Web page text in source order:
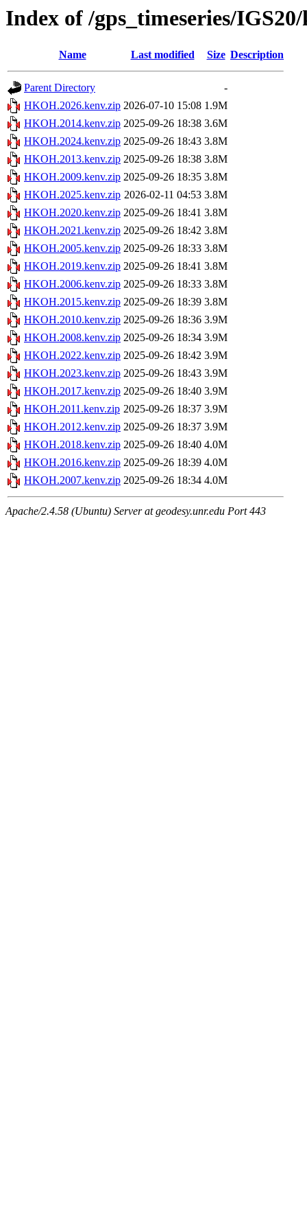
Index of /gps_timeseries/
Name Last modified Size Description
Parent Directory
-
HKOH.2026.kenv.zip 2026-07-10 15:08 1.9M
HKOH.2014.kenv.zip 2025-09-26 18:38 3.6M
HKOH.2024.kenv.zip 2025-09-26 18:43 3.8M
HKOH.2013.kenv.zip 2025-09-26 18:38 3.8M
HKOH.2009.kenv.zip 2025-09-26 18:35 3.8M
HKOH.2025.kenv.zip 2026-02-11 04:53 3.8M
HKOH.2020.kenv.zip 2025-09-26 18:41 3.8M
HKOH.2021.kenv.zip 2025-09-26 18:42 3.8M
HKOH.2005.kenv.zip 2025-09-26 18:33 3.8M
HKOH.2019.kenv.zip 2025-09-26 18:41 3.8M
HKOH.2006.kenv.zip 2025-09-26 18:33 3.8M
HKOH.2015.kenv.zip 2025-09-26 18:39 3.8M
HKOH.2010.kenv.zip 2025-09-26 18:36 3.9M
HKOH.2008.kenv.zip 2025-09-26 18:34 3.9M
HKOH.2022.kenv.zip 2025-09-26 18:42 3.9M
HKOH.2023.kenv.zip 2025-09-26 18:43 3.9M
HKOH.2017.kenv.zip 2025-09-26 18:40 3.9M
HKOH.2011.kenv.zip 2025-09-26 18:37 3.9M
HKOH.2012.kenv.zip 2025-09-26 18:37 3.9M
HKOH.2018.kenv.zip 2025-09-26 18:40 4.0M
HKOH.2016.kenv.zip 2025-09-26 18:39 4.0M
HKOH.2007.kenv.zip 2025-09-26 18:34 4.0M
Apache/2.4.58 (Ubuntu) Server at geodesy.unr.edu Port 443